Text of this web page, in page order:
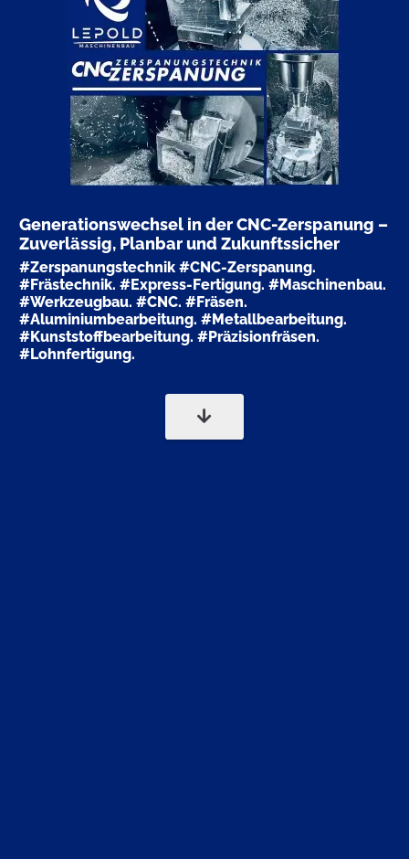
Generationswechsel in der CNC-Zerspanung –
Zuverlässig, Planbar und Zukunftssicher
#Zerspanungstechnik #CNC-Zerspanung.
#Frästechnik. #Express-Fertigung. #Maschinenbau.
#Werkzeugbau. #CNC. #Fräsen.
#Aluminiumbearbeitung. #Metallbearbeitung.
#Kunststoffbearbeitung. #Präzisionfräsen.
#Lohnfertigung.